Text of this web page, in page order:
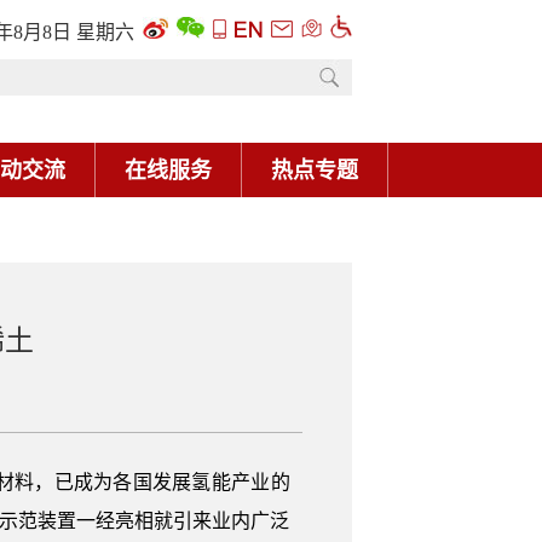
8月8日 星期六
交流 在线服务 热点专题
，已成为各国发展氢能产业的
范装置一经亮相就引来业内广泛